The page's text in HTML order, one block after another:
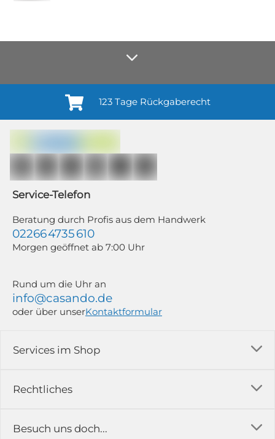
Anmelden¹
casando (Holz-Richter GmbH) sowie zur Interessen-Analyse durch
jederzeit mit Wirkung für die Zukunft und ohne Angabe von Gründen
Weitere Informationen findest du in unserer Datenschutzerklärung.
123 Tage Rückgaberecht
Rechtliches
Impressum
Services im Shop
Versandkosten
Erfahrungsberichte & Bewertungen
Besuch uns doch...
Service-Telefon
Beratung durch Profis aus dem Handwerk
02266 4735 610
Morgen geöffnet ab 7:00 Uhr
Rund um die Uhr an
info@casando.de
oder über unserKontaktformular